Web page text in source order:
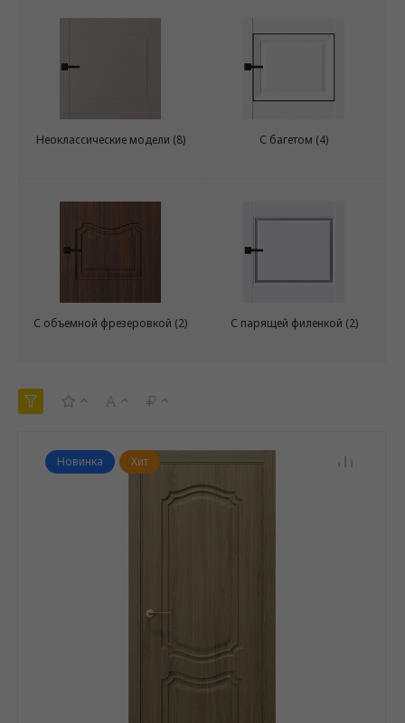
Неоклассические модели (8) С багетом (4)
С объемной фрезеровкой (2) С парящей филенкой (2)
Новинка Хит